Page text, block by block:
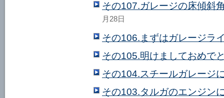
その107.ガレージの床傾斜
月28日
その106.まずはガレージラ
その105.明けましておめで
その104.スチールガレージ
その103.タルガのエンジン